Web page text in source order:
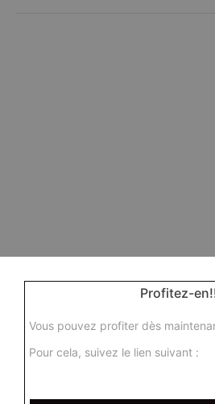
Profitez-
Vous pouvez profiter dès
Pour cela, suivez le lien suivant :